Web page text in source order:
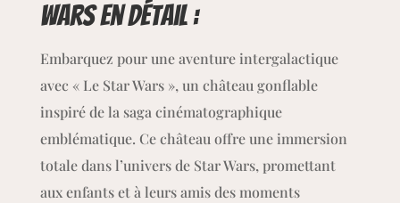
Warsen détail :
Embarquez pour une aventure intergalactique
avec « Le Star Wars », un château gonflable
inspiré de la saga cinématographique
emblématique. Ce château offre une immersion
totale dans l’univers de Star Wars, promettant
aux enfants et à leurs amis des moments